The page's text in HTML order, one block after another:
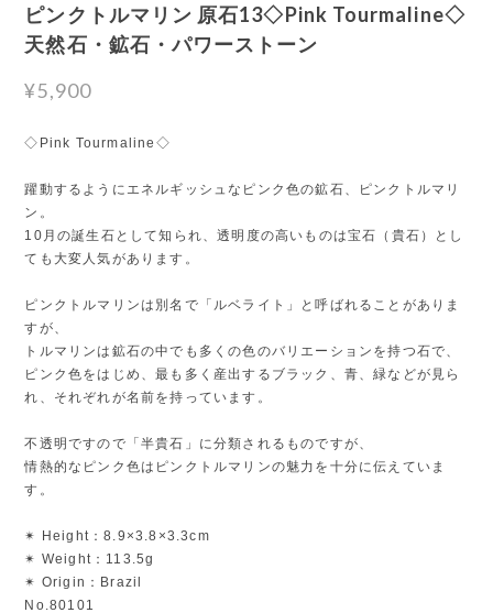
ピンクトルマリン 原石13◇Pink Tourmaline◇
天然石・鉱石・パワーストーン
¥5,900
◇Pink Tourmaline◇
躍動するようにエネルギッシュなピンク色の鉱石、ピンクトルマリ
ン。
10月の誕生石として知られ、透明度の高いものは宝石（貴石）とし
ても大変人気があります。
ピンクトルマリンは別名で「ルベライト」と呼ばれることがありま
すが、
トルマリンは鉱石の中でも多くの色のバリエーションを持つ石で、
ピンク色をはじめ、最も多く産出するブラック、青、緑などが見ら
れ、それぞれが名前を持っています。
不透明ですので「半貴石」に分類されるものですが、
情熱的なピンク色はピンクトルマリンの魅力を十分に伝えていま
す。
✴︎ Height：8.9×3.8×3.3cm
✴︎ Weight：113.5g
✴︎ Origin：Brazil
No.80101